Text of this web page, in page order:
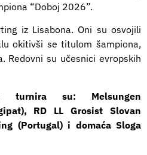
“Doboj 2026”.
iz Lisabona. Oni su osvojili
okitivši se titulom šampiona,
Redovni su učesnici evropskih
turnira su: Melsungen
RD LL Grosist Slovan
(Portugal) i domaća Sloga